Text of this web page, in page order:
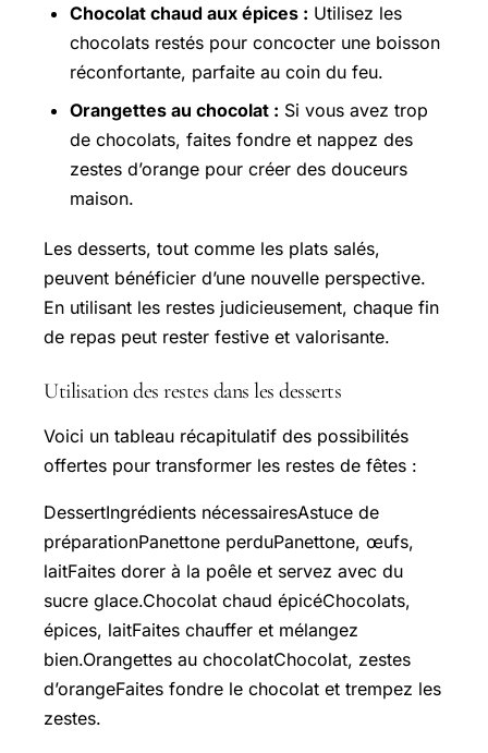
Chocolat chaud aux épices : Utilisez les
chocolats restés pour concocter une boisson
réconfortante, parfaite au coin du feu.
Orangettes au chocolat : Si vous avez trop
de chocolats, faites fondre et nappez des
zestes d’orange pour créer des douceurs
maison.
Les desserts, tout comme les plats salés,
peuvent bénéficier d’une nouvelle perspective.
En utilisant les restes judicieusement, chaque fin
de repas peut rester festive et valorisante.
Utilisation des restes dans les desserts
Voici un tableau récapitulatif des possibilités
offertes pour transformer les restes de fêtes :
DessertIngrédients nécessairesAstuce de
préparationPanettone perduPanettone, œufs,
laitFaites dorer à la poêle et servez avec du
sucre glace.Chocolat chaud épicéChocolats,
épices, laitFaites chauffer et mélangez
bien.Orangettes au chocolatChocolat, zestes
d’orangeFaites fondre le chocolat et trempez les
zestes.